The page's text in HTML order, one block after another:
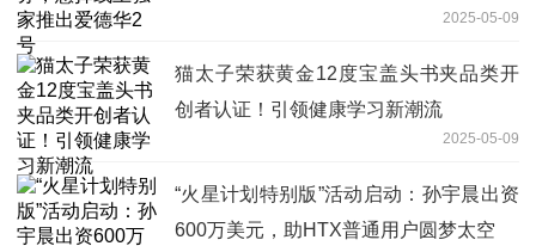
2025-05-09
猫太子荣获黄金12度宝盖头书夹品类开
创者认证！引领健康学习新潮流
2025-05-09
“火星计划特别版”活动启动：孙宇晨出资
600万美元，助HTX普通用户圆梦太空